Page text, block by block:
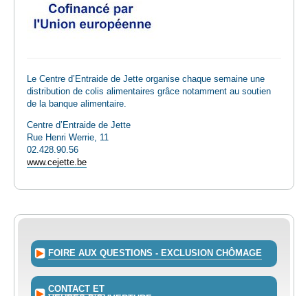
Le Centre d’Entraide de Jette organise chaque semaine une
distribution de colis alimentaires grâce notamment au soutien
de la banque alimentaire.
Centre d’Entraide de Jette
Rue Henri Werrie, 11
02.428.90.56
www.cejette.be
FOIRE AUX QUESTIONS - EXCLUSION CHÔMAGE
CONTACT ET